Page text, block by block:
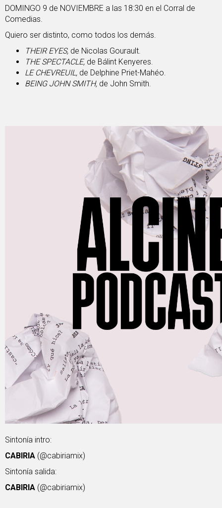
DOMINGO 9 de NOVIEMBRE a las 18:30 en el Corral de
Comedias.
Quiero ser distinto, como todos los demás.
THEIR EYES, de Nicolas Gourault.
THE SPECTACLE, de Bálint Kenyeres.
LE CHEVREUIL, de Delphine Priet-Mahéo.
BEING JOHN SMITH, de John Smith.
Sintonía intro:
CABIRIA (@cabiriamix)
Sintonía salida:
CABIRIA (@cabiriamix)